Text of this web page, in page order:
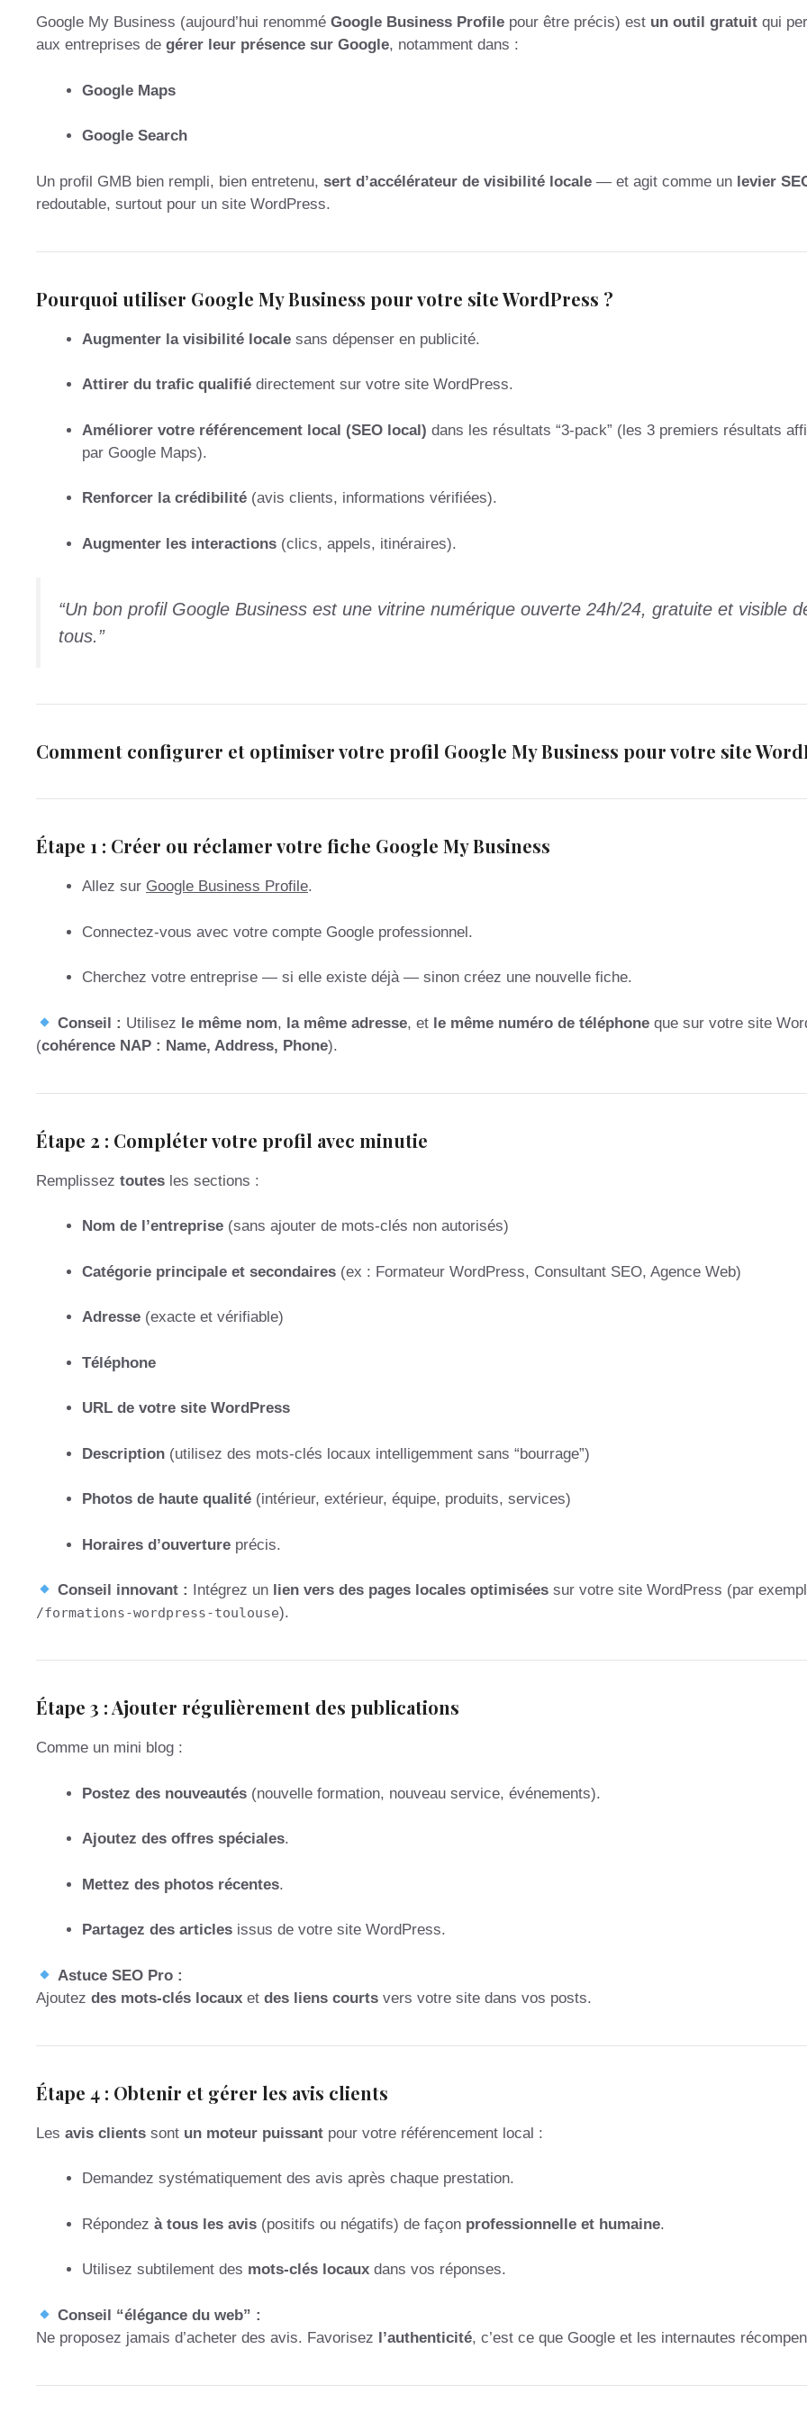
Google My Business (aujourd’hui renommé Google Business Profile pour être précis) est un outil gratuit qui
aux entreprises de gérer leur présence sur Google, notamment dans :
Google Maps
Google Search
Un profil GMB bien rempli, bien entretenu, sert d’accélérateur de visibilité locale — et agit comme un levier
redoutable, surtout pour un site WordPress.
Pourquoi utiliser Google My Business pour votre site WordPress ?
Augmenter la visibilité locale sans dépenser en publicité.
Attirer du trafic qualifié directement sur votre site WordPress.
Améliorer votre référencement local (SEO local) dans les résultats “3-pack” (les 3 premiers résultats
par Google Maps).
Renforcer la crédibilité (avis clients, informations vérifiées).
Augmenter les interactions (clics, appels, itinéraires).
“Un bon profil Google Business est une vitrine numérique ouverte 24h/24, gratuite et visible
tous.”
Comment configurer et optimiser votre profil Google My Business pour votre site
Étape 1 : Créer ou réclamer votre fiche Google My Business
Allez sur Google Business Profile.
Connectez-vous avec votre compte Google professionnel.
Cherchez votre entreprise — si elle existe déjà — sinon créez une nouvelle fiche.
Conseil : Utilisez le même nom, la même adresse, et le même numéro de téléphone que sur votre site
(cohérence NAP : Name, Address, Phone).
Étape 2 : Compléter votre profil avec minutie
Remplissez toutes les sections :
Nom de l’entreprise (sans ajouter de mots-clés non autorisés)
Catégorie principale et secondaires (ex : Formateur WordPress, Consultant SEO, Agence Web)
Adresse (exacte et vérifiable)
Téléphone
URL de votre site WordPress
Description (utilisez des mots-clés locaux intelligemment sans “bourrage”)
Photos de haute qualité (intérieur, extérieur, équipe, produits, services)
Horaires d’ouverture précis.
Conseil innovant : Intégrez un lien vers des pages locales optimisées sur votre site WordPress (par
/formations-wordpress-toulouse).
Étape 3 : Ajouter régulièrement des publications
Comme un mini blog :
Postez des nouveautés (nouvelle formation, nouveau service, événements).
Ajoutez des offres spéciales.
Mettez des photos récentes.
Partagez des articles issus de votre site WordPress.
Astuce SEO Pro :
Ajoutez des mots-clés locaux et des liens courts vers votre site dans vos posts.
Étape 4 : Obtenir et gérer les avis clients
Les avis clients sont un moteur puissant pour votre référencement local :
Demandez systématiquement des avis après chaque prestation.
Répondez à tous les avis (positifs ou négatifs) de façon professionnelle et humaine.
Utilisez subtilement des mots-clés locaux dans vos réponses.
Conseil “élégance du web” :
Ne proposez jamais d’acheter des avis. Favorisez l’authenticité, c’est ce que Google et les internautes